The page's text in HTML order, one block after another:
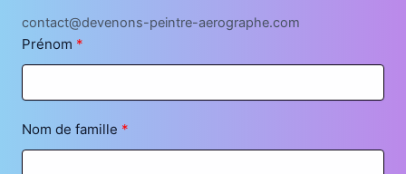
Prénom
Nom de famille
contact@devenons-peintre-aerographe.com